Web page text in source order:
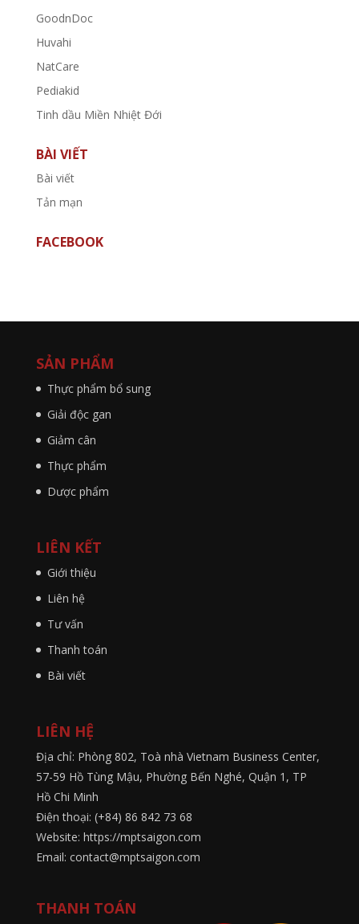
GoodnDoc
Huvahi
NatCare
Pediakid
Tinh dầu Miền Nhiệt Đới
BÀI VIẾT
Bài viết
Tản mạn
FACEBOOK
SẢN PHẨM
Thực phẩm bổ sung
Giải độc gan
Giảm cân
Thực phẩm
Dược phẩm
LIÊN KẾT
Giới thiệu
Liên hệ
Tư vấn
Thanh toán
Bài viết
LIÊN HỆ
Địa chỉ: Phòng 802, Toà nhà Vietnam Business Center,
57-59 Hồ Tùng Mậu, Phường Bến Nghé, Quận 1, TP
Hồ Chi Minh
Điện thoại: (+84) 86 842 73 68
Website: https://mptsaigon.com
Email: contact@mptsaigon.com
THANH TOÁN